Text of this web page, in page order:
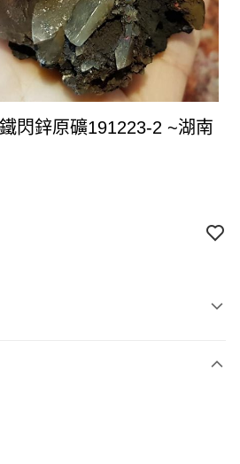
閃鋅原礦191223-2 ~湖南